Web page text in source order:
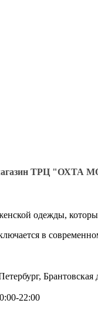
ТРЦ "ОХТА
одежды,
в
Брантовская
22:00